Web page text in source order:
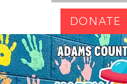
DONATE